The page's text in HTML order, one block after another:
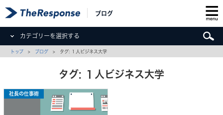
ブログ
カテゴリーを選択する
トップ > ブログ > タグ: １人ビジネス大学
タグ: １人ビジネス大学
社長の仕事術